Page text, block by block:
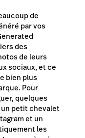
de
par vos
des
de leurs
sociaux, et ce
bien plus
Pour
quelques
petit chevalet
et un
les